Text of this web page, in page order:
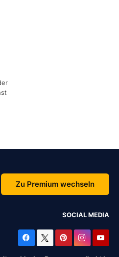
Zu Premium wechseln
SOCIAL MEDIA